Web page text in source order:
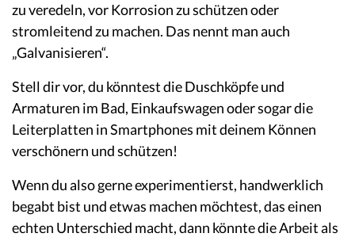
zu veredeln, vor Korrosion zu schützen oder
stromleitend zu machen. Das nennt man auch
„Galvanisieren“.
Stell dir vor, du könntest die Duschköpfe und
Armaturen im Bad, Einkaufswagen oder sogar die
Leiterplatten in Smartphones mit deinem Können
verschönern und schützen!
Wenn du also gerne experimentierst, handwerklich
begabt bist und etwas machen möchtest, das einen
echten Unterschied macht, dann könnte die Arbeit als